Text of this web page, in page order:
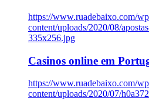
https://www.ruadebaixo.com/
content/uploads/2020/08/
335x256.jpg
Casinos online em
https://www.ruadebaixo.com/
content/uploads/2020/07/